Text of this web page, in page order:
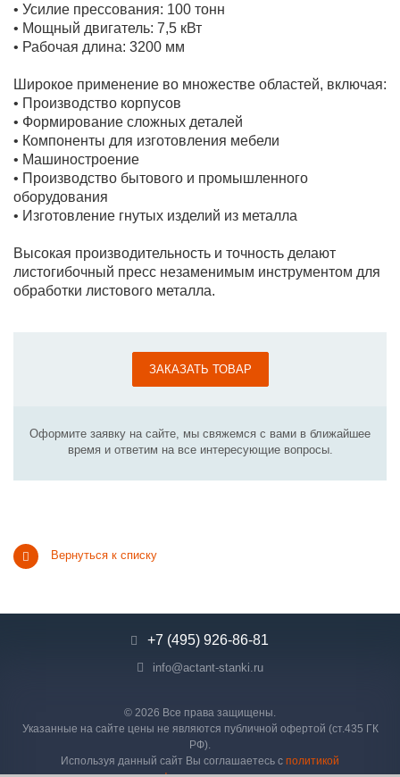
• Усилие прессования: 100 тонн
• Мощный двигатель: 7,5 кВт
• Рабочая длина: 3200 мм
Широкое применение во множестве областей, включая:
• Производство корпусов
• Формирование сложных деталей
• Компоненты для изготовления мебели
• Машиностроение
• Производство бытового и промышленного
оборудования
• Изготовление гнутых изделий из металла
Высокая производительность и точность делают
листогибочный пресс незаменимым инструментом для
обработки листового металла.
ЗАКАЗАТЬ ТОВАР
Оформите заявку на сайте, мы свяжемся с вами в ближайшее
время и ответим на все интересующие вопросы.
Вернуться к списку
© 2026 Все права защищены.
Указанные на сайте цены не являются публичной офертой (ст.435 ГК
РФ).
Используя данный сайт Вы соглашаетесь с политикой
+7 (495) 926-86-81
info@actant-stanki.ru